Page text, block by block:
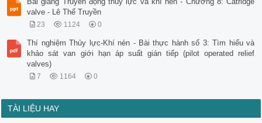
valve - Lê Thể Truyền
23 1124 0
Thí nghiệm Thủy lực-Khí nén - Bài thực hành số 3: Tìm hiểu và
khảo sát van giới hạn áp suất gián tiếp (pilot operated relief
valves)
7 1164 0
TÀI LIỆU HAY